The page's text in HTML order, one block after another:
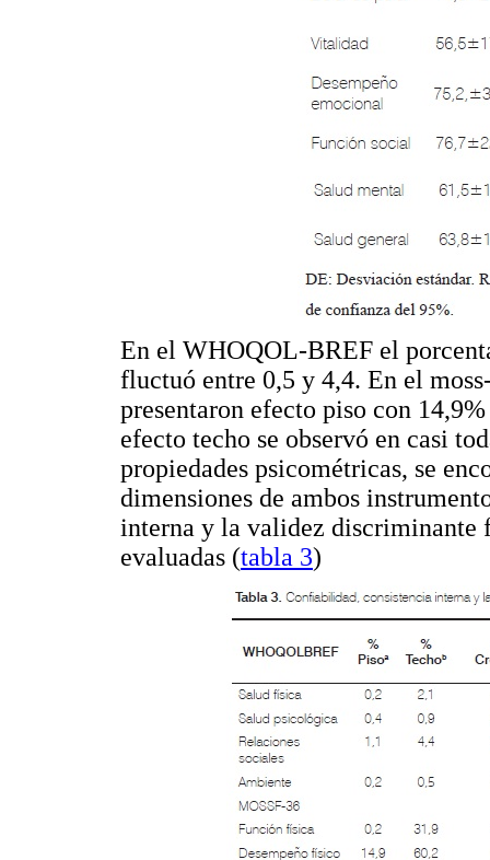
En el WHOQOL-BREF el
fluctuó entre 0,5 y 4,4. En el
presentaron efecto piso con
efecto techo se observó en casi
propiedades psicométricas, se
dimensiones de ambos
interna y la validez discriminante
evaluadas (tabla 3)